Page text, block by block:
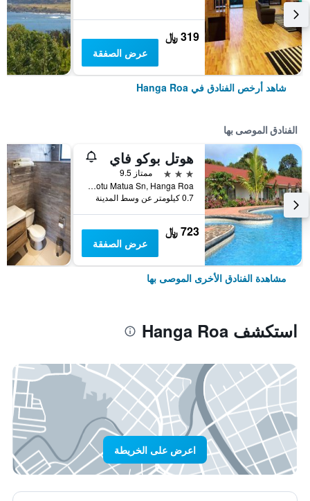
319 ﷼
عرض الصفقة
شاهد أرخص الفنادق في Hanga Roa
الفنادق الموصى بها
هوتل بوكو فاي
3 نجوم
ممتاز 9.5
Av. Hotu Matua Sn, Hanga Roa, شيلي
0.7 كيلومتر عن وسط المدينة
723 ﷼
عرض الصفقة
مشاهدة الفنادق الأخرى الموصى بها
استكشف Hanga Roa
اعرض على الخريطة